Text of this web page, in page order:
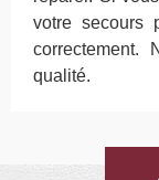
votre secours
correctement.
qualité.